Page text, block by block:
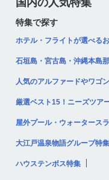
特集で探す
ホテル・フライトが選べる
石垣島・宮古島・沖縄本島
人気のアルファードやワゴ
厳選ベスト15！ニーズツア
屋外プール・ウォータース
大江戸温泉物語グループ特集
ハウステンボス特集